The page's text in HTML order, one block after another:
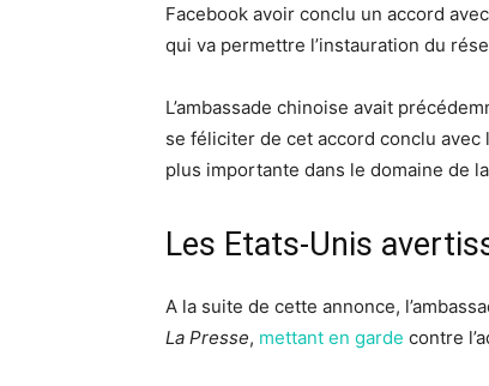
Facebook avoir conclu un accord
qui va permettre l’instauration du
L’ambassade chinoise avait
se féliciter de cet accord conclu avec
plus importante dans le domaine de
Les Etats-Unis
A la suite de cette annonce,
La Presse, mettant en garde contre